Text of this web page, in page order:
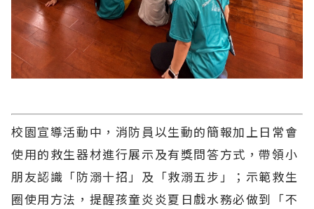
校園宣導活動中，消防員以生動的簡報加上日常會
使用的救生器材進行展示及有獎問答方式，帶領小
朋友認識「防溺十招」及「救溺五步」；示範救生
圈使用方法，提醒孩童炎炎夏日戲水務必做到「不